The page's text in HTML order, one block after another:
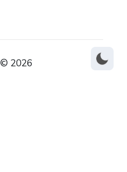
© 2026